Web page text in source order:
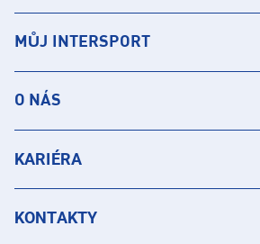
MŮJ INTERSPORT
O NÁS
KARIÉRA
KONTAKTY